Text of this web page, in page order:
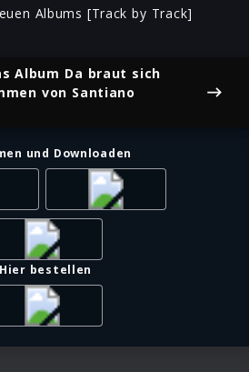
Albums [Track by Track]
Album Da braut sich
von Santiano
und Downloaden
Hier bestellen